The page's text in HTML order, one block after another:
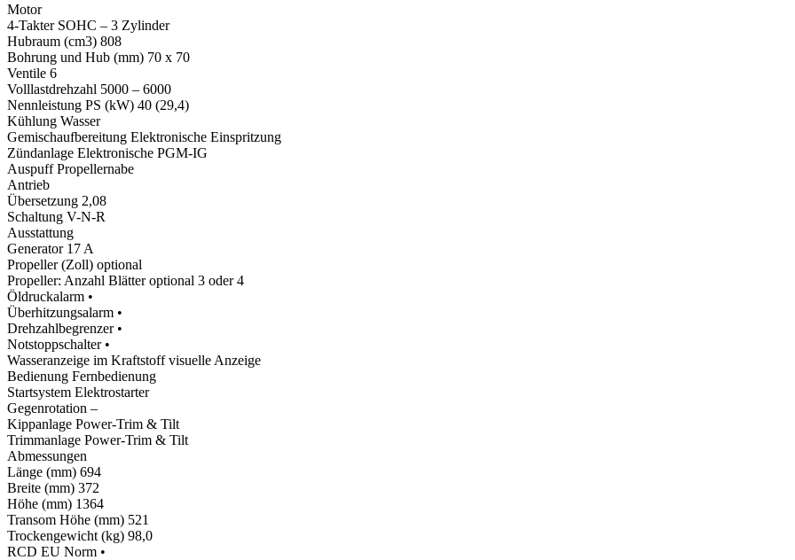
Motor
4-Takter SOHC – 3 Zylinder
Hubraum (cm3) 808
Bohrung und Hub (mm) 70 x 70
Ventile 6
Volllastdrehzahl 5000 – 6000
Nennleistung PS (kW) 40 (29,4)
Kühlung Wasser
Gemischaufbereitung Elektronische Einspritzung
Zündanlage Elektronische PGM-IG
Auspuff Propellernabe
Antrieb
Übersetzung 2,08
Schaltung V-N-R
Ausstattung
Generator 17 A
Propeller (Zoll) optional
Propeller: Anzahl Blätter optional 3 oder 4
Öldruckalarm •
Überhitzungsalarm •
Drehzahlbegrenzer •
Notstoppschalter •
Wasseranzeige im Kraftstoff visuelle Anzeige
Bedienung Fernbedienung
Startsystem Elektrostarter
Gegenrotation –
Kippanlage Power-Trim & Tilt
Trimmanlage Power-Trim & Tilt
Abmessungen
Länge (mm) 694
Breite (mm) 372
Höhe (mm) 1364
Transom Höhe (mm) 521
Trockengewicht (kg) 98,0
RCD EU Norm •